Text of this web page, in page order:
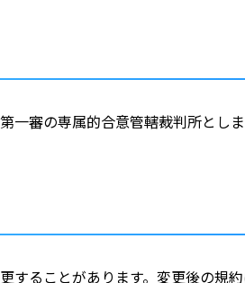
審の専属的合意管轄裁判所としま
することがあります。変更後の規